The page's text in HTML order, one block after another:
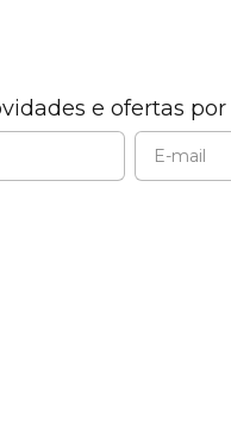
e ofertas por